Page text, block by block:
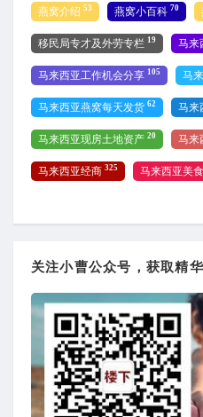
燕窝介绍 53 燕窝小百科 70
移民局专才及外劳专栏 19 马来
马来西亚工作机会分享 105 马
马来西亚燕窝每天发货 62 马来
马来西亚现房土地资产 20 马来
马来西亚经商 325 马来西亚美食
关注小曹公众号，获取精